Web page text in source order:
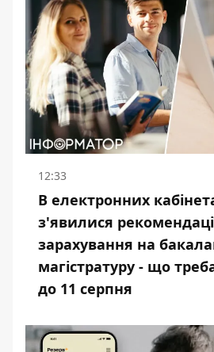
12:33
В електронних
з'явилися
зарахування на
магістратуру - що
до 11 серпня